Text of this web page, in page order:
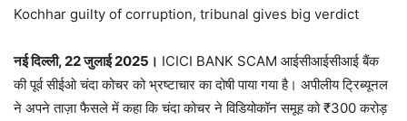
Kochhar guilty of corruption, tribunal gives big verdict
नई दिल्ली, 22 जुलाई 2025। ICICI BANK SCAM आईसीआईसीआई बैंक
की पूर्व सीईओ चंदा कोचर को भ्रष्टाचार का दोषी पाया गया है। अपीलीय ट्रिब्यूनल
ने अपने ताज़ा फैसले में कहा कि चंदा कोचर ने विडियोकॉन समूह को ₹300 करोड़